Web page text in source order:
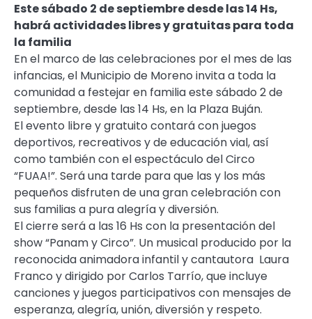
Este sábado 2 de septiembre desde las 14 Hs,
habrá actividades libres y gratuitas para toda
la familia
En el marco de las celebraciones por el mes de las
infancias, el Municipio de Moreno invita a toda la
comunidad a festejar en familia este sábado 2 de
septiembre, desde las 14 Hs, en la Plaza Buján.
El evento libre y gratuito contará con juegos
deportivos, recreativos y de educación vial, así
como también con el espectáculo del Circo
“FUAA!”. Será una tarde para que las y los más
pequeños disfruten de una gran celebración con
sus familias a pura alegría y diversión.
El cierre será a las 16 Hs con la presentación del
show “Panam y Circo”. Un musical producido por la
reconocida animadora infantil y cantautora Laura
Franco y dirigido por Carlos Tarrío, que incluye
canciones y juegos participativos con mensajes de
esperanza, alegría, unión, diversión y respeto.